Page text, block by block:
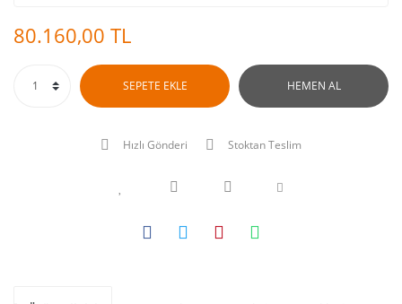
80.160,00 TL
SEPETE EKLE HEMEN AL
Hızlı Gönderi Stoktan Teslim